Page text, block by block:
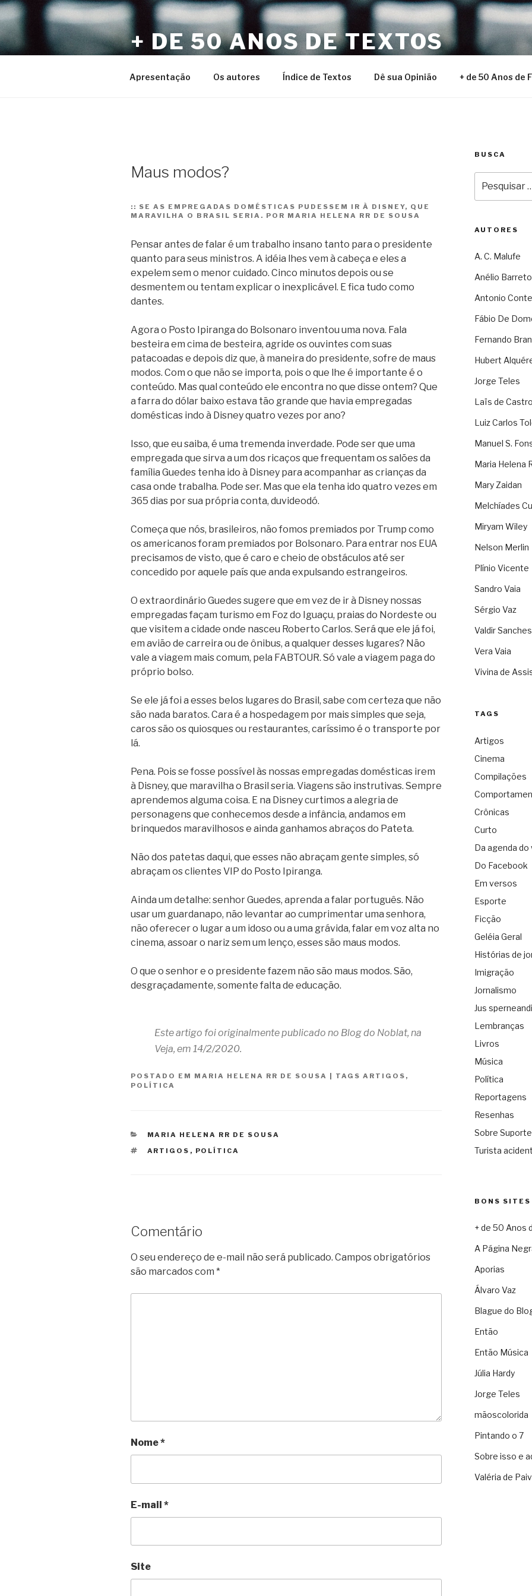
Pular
para
o
conteúdo
+ DE 50 ANOS DE TEXTOS
Apresentação Os autores Índice de Textos Dê sua Opinião + de 50 Anos de
Maus modos?
:: SE AS EMPREGADAS DOMÉSTICAS PUDESSEM IR À DISNEY, QUE
MARAVILHA O BRASIL SERIA. POR MARIA HELENA RR DE SOUSA
Pensar antes de falar é um trabalho insano tanto para o presidente
quanto para seus ministros. A idéia lhes vem à cabeça e eles a
expelem sem o menor cuidado. Cinco minutos depois ou se
desmentem ou tentam explicar o inexplicável. E fica tudo como
dantes.
Agora o Posto Ipiranga do Bolsonaro inventou uma nova. Fala
besteira em cima de besteira, agride os ouvintes com suas
patacoadas e depois diz que, à maneira do presidente, sofre de maus
modos. Com o que não se importa, pois o que lhe é importante é o
conteúdo. Mas qual conteúdo ele encontra no que disse ontem? Que
a farra do dólar baixo estava tão grande que havia empregadas
domésticas indo à Disney quatro vezes por ano?
Isso, que eu saiba, é uma tremenda inverdade. Pode ser que uma
empregada que sirva a um dos ricaços que frequentam os salões da
família Guedes tenha ido à Disney para acompanhar as crianças da
casa onde trabalha. Pode ser. Mas que ela tenha ido quatro vezes em
365 dias por sua própria conta, duvideodó.
Começa que nós, brasileiros, não fomos premiados por Trump como
os americanos foram premiados por Bolsonaro. Para entrar nos EUA
precisamos de visto, que é caro e cheio de obstáculos até ser
concedido por aquele país que anda expulsando estrangeiros.
O extraordinário Guedes sugere que em vez de ir à Disney nossas
empregadas façam turismo em Foz do Iguaçu, praias do Nordeste ou
que visitem a cidade onde nasceu Roberto Carlos. Será que ele já foi,
em avião de carreira ou de ônibus, a qualquer desses lugares? Não
vale a viagem mais comum, pela FABTOUR. Só vale a viagem paga do
próprio bolso.
Se ele já foi a esses belos lugares do Brasil, sabe com certeza que não
são nada baratos. Cara é a hospedagem por mais simples que seja,
caros são os quiosques ou restaurantes, caríssimo é o transporte por
lá.
Pena. Pois se fosse possível às nossas empregadas domésticas irem
à Disney, que maravilha o Brasil seria. Viagens são instrutivas. Sempre
aprendemos alguma coisa. E na Disney curtimos a alegria de
personagens que conhecemos desde a infância, andamos em
brinquedos maravilhosos e ainda ganhamos abraços do Pateta.
Não dos patetas daqui, que esses não abraçam gente simples, só
abraçam os clientes VIP do Posto Ipiranga.
Ainda um detalhe: senhor Guedes, aprenda a falar português. Não
usar um guardanapo, não levantar ao cumprimentar uma senhora,
não oferecer o lugar a um idoso ou a uma grávida, falar em voz alta no
cinema, assoar o nariz sem um lenço, esses são maus modos.
O que o senhor e o presidente fazem não são maus modos. São,
desgraçadamente, somente falta de educação.
Este artigo foi originalmente publicado no Blog do Noblat, na
Veja, em 14/2/2020.
POSTADO EM MARIA HELENA RR DE SOUSA | TAGS ARTIGOS ,
POLÍTICA
CATEGORIAS
MARIA HELENA RR DE SOUSA
TAGS
ARTIGOS , POLÍTICA
Comentário
O seu endereço de e-mail não será publicado. Campos obrigatórios
são marcados com *
Nome*
E-mail *
Site
BUSCA
por:
AUTORES
A. C. Malufe
Anélio Barreto
Antonio
Fábio De
Fernando
Hubert
Jorge Teles
Laïs de Castro
Luiz Carlos
Manuel S.
Maria Helena
Mary Zaidan
Melchíades
Miryam Wiley
Nelson Merlin
Plínio Vicente
Sandro Vaia
Sérgio Vaz
Valdir Sanches
Vera Vaia
Vivina de
TAGS
Artigos
Cinema
Compilações
Crônicas
Curto
Da agenda do
Do Facebook
Em versos
Esporte
Ficção
Geléia Geral
Histórias de
Imigração
Jornalismo
Jus sperneandi
Lembranças
Livros
Música
Política
Reportagens
Resenhas
Sobre
Turista
BONS SITES
+ de 50 Anos
A Página
Aporias
Álvaro Vaz
Blague do
Então
Então Música
Júlia Hardy
Jorge Teles
mãoscolorida
Pintando o 7
Sobre isso e
Valéria de